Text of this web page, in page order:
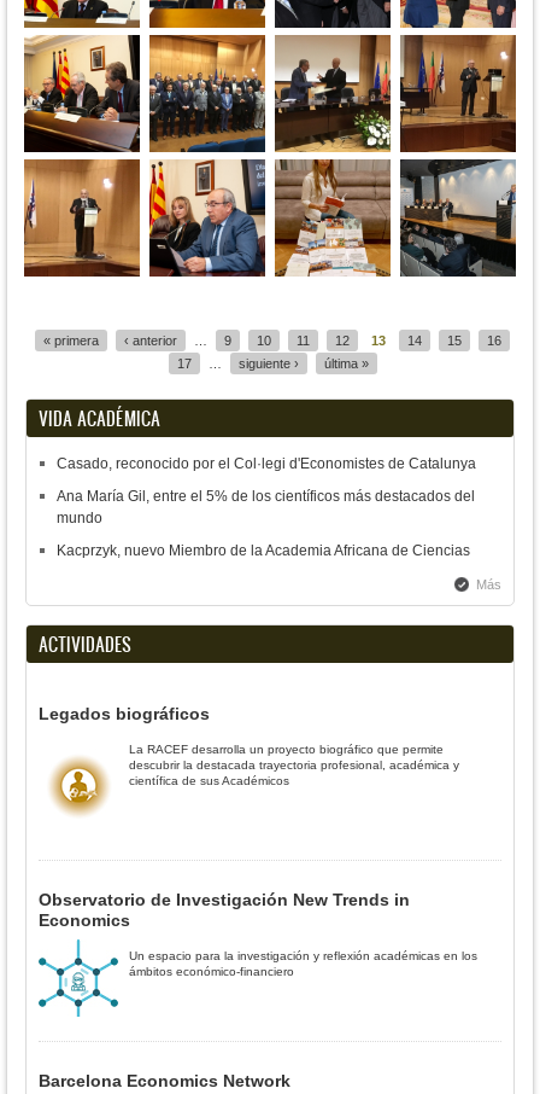
« primera ‹ anterior 9 10 11 12 13 14 15
16
17
siguiente › última »
VIDA ACADÉMICA
Casado, reconocido por el Col·legi d'Economistes de Catalunya
Ana María Gil, entre el 5% de los científicos más destacados del
mundo
Kacprzyk, nuevo Miembro de la Academia Africana de Ciencias
Más
ACTIVIDADES
Legados biográficos
La RACEF desarrolla un proyecto biográfico que permite
descubrir la destacada trayectoria profesional, académica y
científica de sus Académicos
Observatorio de Investigación New Trends in
Economics
Un espacio para la investigación y reflexión académicas en los
ámbitos económico-financiero
Barcelona Economics Network